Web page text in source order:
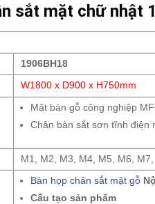
sắt mặt chữ nhật
1906BH18
W1800 x D900 x H750mm
Mặt bàn gỗ công nghiệp
Chân bàn sắt sơn tĩnh điện
M1, M2, M3, M4, M5, M6,
Bàn họp chân sắt mặt gỗ
Cấu tạo sản phẩm